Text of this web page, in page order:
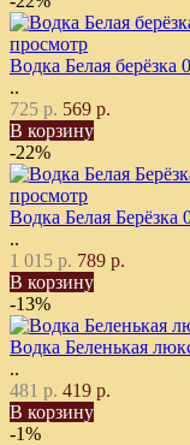
просмотр
Водка Белая берёзка
..
725 р. 569 р.
В корзину
-22%
просмотр
Водка Белая
..
1 015 р. 789 р.
В корзину
-13%
Водка Беленькая
..
481 р. 419 р.
В корзину
-1%